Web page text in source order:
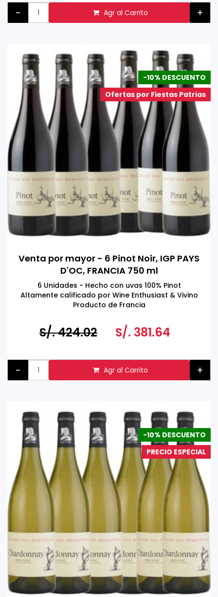
- Agr al Carrito +
-10% DESCUENTO
Ofertas por Fiestas Patrias
Venta por mayor - 6 Pinot Noir, IGP PAYS
D'OC, FRANCIA 750 ml
6 Unidades - Hecho con uvas 100% Pinot
Altamente calificado por Wine Enthusiast & Vivino
Producto de Francia
TOMAR BEBIDAS ALCOHÓLICAS EN EXCESO ES DAÑINO
PROHIBIDA LA VENTA A MENORES DE 18 AÑOS
S/. 424.02 S/. 381.64
- Agr al Carrito +
-10% DESCUENTO
PRECIO ESPECIAL